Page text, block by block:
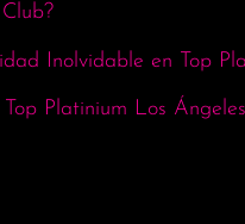
Inolvidable en Top
Top Platinium Los Ángeles